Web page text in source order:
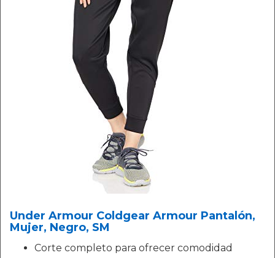
Under Armour Coldgear Armour Pantalón,
Mujer, Negro, SM
Corte completo para ofrecer comodidad